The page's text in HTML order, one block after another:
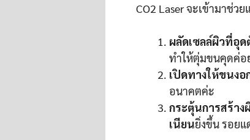
CO2 Laser จะเข้ามาช่ว
ผลัดเซลล์ผิวที่อุด
ทำให้ตุ่มขนคุดค่อ
เปิดทางให้ขนงอ
อนาคตค่ะ
กระตุ้นการสร้าง
เนียนยิ่งขึ้น รอย